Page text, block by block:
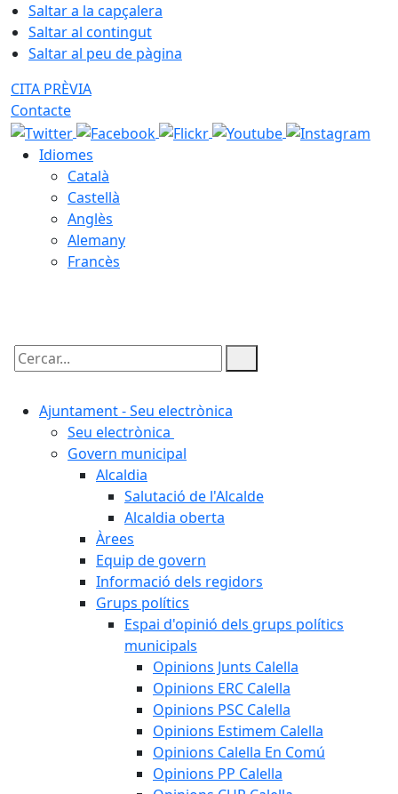
Saltar a la capçalera
Saltar al contingut
Saltar al peu de pàgina
CITA PRÈVIA
Contacte
Idiomes
Català
Castellà
Anglès
Alemany
Francès
Cercar:
Ajuntament - Seu electrònica
Seu electrònica
Govern municipal
Alcaldia
Salutació de l'Alcalde
Alcaldia oberta
Àrees
Equip de govern
Informació dels regidors
Grups polítics
Espai d'opinió dels grups polítics
municipals
Opinions Junts Calella
Opinions ERC Calella
Opinions PSC Calella
Opinions Estimem Calella
Opinions Calella En Comú
Opinions PP Calella